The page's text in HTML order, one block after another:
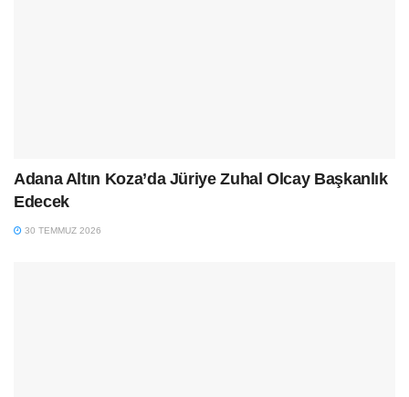
Adana Altın Koza’da Jüriye Zuhal Olcay Başkanlık
Edecek
30 TEMMUZ 2026